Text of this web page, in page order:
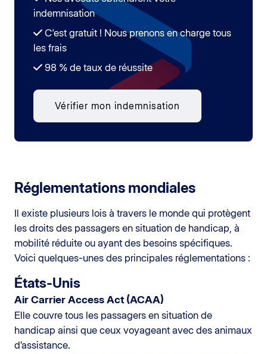
indemnisation
C'est gratuit ! Nous prenons en charge tous
les frais
98 % de taux de réussite
Vérifier mon indemnisation
Réglementations mondiales
Il existe plusieurs lois à travers le monde qui protègent
les droits des passagers en situation de handicap, à
mobilité réduite ou ayant des besoins spécifiques.
Voici quelques-unes des principales réglementations :
États-Unis
Air Carrier Access Act (ACAA)
Elle couvre tous les passagers en situation de
handicap ainsi que ceux voyageant avec des animaux
d’assistance.